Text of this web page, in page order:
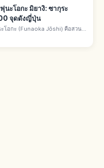
นะโอกะ มิยางิ: ซากุระ
จุดดังญี่ปุ่น
โอกะ (Funaoka Jōshi) คือสวน
ตะ จ.มิยางิ ซากุระกว่า 1,300 ต้น
ะชื่อดังญี่ปุ่นร่วมกับฮิโตเมะเซ็มบง